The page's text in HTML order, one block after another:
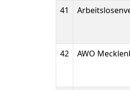
41
42 AWO